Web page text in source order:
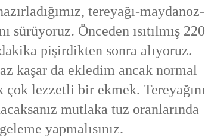
tereyağı-maydanoz-
sürüyoruz. Önceden ısıtılmış 220
pişirdikten sonra alıyoruz.
kaşar da ekledim ancak normal
lezzetli bir ekmek. Tereyağını
mutlaka tuz oranlarında
yapmalısınız.